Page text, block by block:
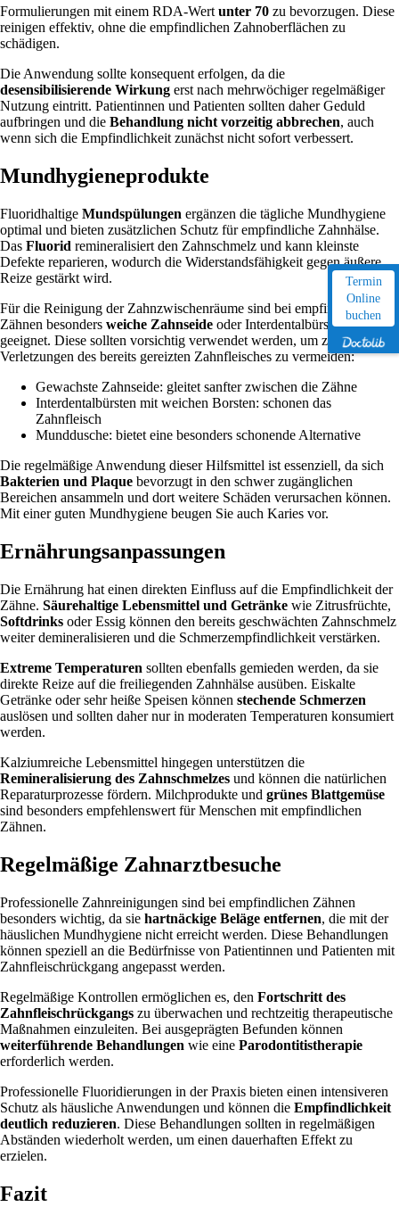
Formulierungen mit einem RDA-Wert unter 70 zu bevorzugen. Diese
reinigen effektiv, ohne die empfindlichen Zahnoberflächen zu
schädigen.
Die Anwendung sollte konsequent erfolgen, da die
desensibilisierende Wirkung erst nach mehrwöchiger regelmäßiger
Nutzung eintritt. Patientinnen und Patienten sollten daher Geduld
aufbringen und die Behandlung nicht vorzeitig abbrechen, auch
wenn sich die Empfindlichkeit zunächst nicht sofort verbessert.
Mundhygieneprodukte
Fluoridhaltige Mundspülungen ergänzen die tägliche Mundhygiene
optimal und bieten zusätzlichen Schutz für empfindliche Zahnhälse.
Das Fluorid remineralisiert den Zahnschmelz und kann kleinste
Defekte reparieren, wodurch die Widerstandsfähigkeit gegen äußere
Reize gestärkt wird.
Für die Reinigung der Zahnzwischenräume sind bei empfindlichen
Zähnen besonders weiche Zahnseide oder Interdentalbürsten
geeignet. Diese sollten vorsichtig verwendet werden, um zusätzliche
Verletzungen des bereits gereizten Zahnfleisches zu vermeiden:
Gewachste Zahnseide: gleitet sanfter zwischen die Zähne
Interdentalbürsten mit weichen Borsten: schonen das
Zahnfleisch
Munddusche: bietet eine besonders schonende Alternative
Die regelmäßige Anwendung dieser Hilfsmittel ist essenziell, da sich
Bakterien und Plaque bevorzugt in den schwer zugänglichen
Bereichen ansammeln und dort weitere Schäden verursachen können.
Mit einer guten Mundhygiene beugen Sie auch Karies vor.
Ernährungsanpassungen
Die Ernährung hat einen direkten Einfluss auf die Empfindlichkeit der
Zähne. Säurehaltige Lebensmittel und Getränke wie Zitrusfrüchte,
Softdrinks oder Essig können den bereits geschwächten Zahnschmelz
weiter demineralisieren und die Schmerzempfindlichkeit verstärken.
Extreme Temperaturen sollten ebenfalls gemieden werden, da sie
direkte Reize auf die freiliegenden Zahnhälse ausüben. Eiskalte
Getränke oder sehr heiße Speisen können stechende Schmerzen
auslösen und sollten daher nur in moderaten Temperaturen konsumiert
werden.
Kalziumreiche Lebensmittel hingegen unterstützen die
Remineralisierung des Zahnschmelzes und können die natürlichen
Reparaturprozesse fördern. Milchprodukte und grünes Blattgemüse
sind besonders empfehlenswert für Menschen mit empfindlichen
Zähnen.
Regelmäßige Zahnarztbesuche
Professionelle Zahnreinigungen sind bei empfindlichen Zähnen
besonders wichtig, da sie hartnäckige Beläge entfernen, die mit der
häuslichen Mundhygiene nicht erreicht werden. Diese Behandlungen
können speziell an die Bedürfnisse von Patientinnen und Patienten mit
Zahnfleischrückgang angepasst werden.
Regelmäßige Kontrollen ermöglichen es, den Fortschritt des
Zahnfleischrückgangs zu überwachen und rechtzeitig therapeutische
Maßnahmen einzuleiten. Bei ausgeprägten Befunden können
weiterführende Behandlungen wie eine Parodontitistherapie
erforderlich werden.
Professionelle Fluoridierungen in der Praxis bieten einen intensiveren
Schutz als häusliche Anwendungen und können die Empfindlichkeit
deutlich reduzieren. Diese Behandlungen sollten in regelmäßigen
Abständen wiederholt werden, um einen dauerhaften Effekt zu
erzielen.
Fazit
Termin
Online
buchen